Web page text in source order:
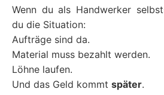
Wenn du als Handwerker
du die Situation:
Aufträge sind da.
Material muss bezahlt werden.
Löhne laufen.
Und das Geld kommt später.